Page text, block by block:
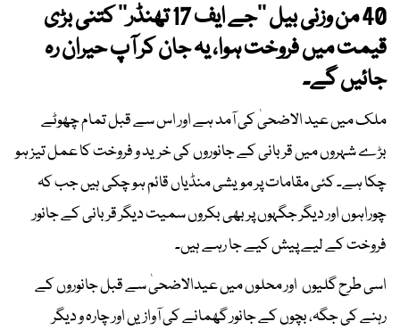
40 من وزنی بیل ’’جے ایف 17 تھنڈر‘‘ کتنی بڑی
قیمت میں فروخت ہوا، یہ جان کر آپ حیران رہ
جائیں گے۔
ملک میں عید الاضحیٰ کی آمد ہے اور اس سے قبل تمام چھوٹے
بڑے شہروں میں قربانی کے جانوروں کی خرید و فروخت کا عمل تیز ہو
چکا ہے۔ کئی مقامات پر مویشی منڈیاں قائم ہو چکی ہیں جب کہ
چوراہوں اور دیگر جگہوں پر بھی بکروں سمیت دیگر قربانی کے جانور
فروخت کے لیے پیش کیے جا رہے ہیں۔
اسی طرح گلیوں اور محلوں میں عیدالاضحیٰ سے قبل جانوروں کے
رہنے کی جگہ، بچوں کے جانور گھمانے کی آوازیں اور چارہ و دیگر